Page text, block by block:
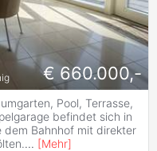
€ 660.000,-
Pool, Terrasse,
befindet sich in
dem Bahnhof mit direkter
... [Mehr]